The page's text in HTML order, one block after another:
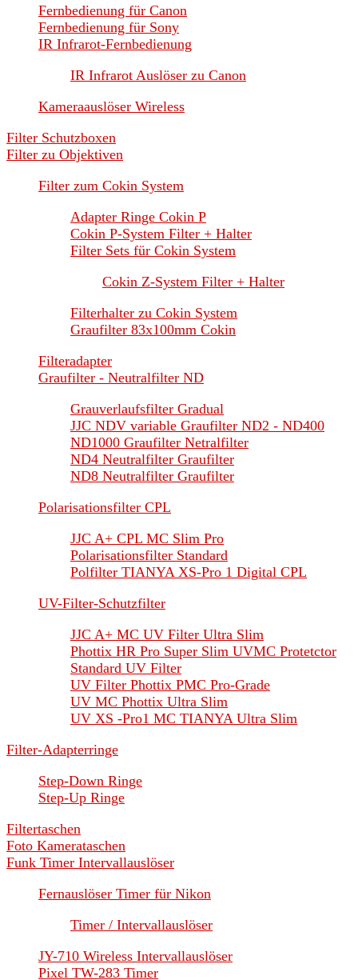
Fernbedienung für Canon
Fernbedienung für Sony
IR Infrarot-Fernbedienung
IR Infrarot Auslöser zu Canon
Kameraauslöser Wireless
Filter Schutzboxen
Filter zu Objektiven
Filter zum Cokin System
Adapter Ringe Cokin P
Cokin P-System Filter + Halter
Filter Sets für Cokin System
Cokin Z-System Filter + Halter
Filterhalter zu Cokin System
Graufilter 83x100mm Cokin
Filteradapter
Graufilter - Neutralfilter ND
Grauverlaufsfilter Gradual
JJC NDV variable Graufilter ND2 - ND400
ND1000 Graufilter Netralfilter
ND4 Neutralfilter Graufilter
ND8 Neutralfilter Graufilter
Polarisationsfilter CPL
JJC A+ CPL MC Slim Pro
Polarisationsfilter Standard
Polfilter TIANYA XS-Pro 1 Digital CPL
UV-Filter-Schutzfilter
JJC A+ MC UV Filter Ultra Slim
Phottix HR Pro Super Slim UVMC Protetctor
Standard UV Filter
UV Filter Phottix PMC Pro-Grade
UV MC Phottix Ultra Slim
UV XS -Pro1 MC TIANYA Ultra Slim
Filter-Adapterringe
Step-Down Ringe
Step-Up Ringe
Filtertaschen
Foto Kamerataschen
Funk Timer Intervallauslöser
Fernauslöser Timer für Nikon
Timer / Intervallauslöser
JY-710 Wireless Intervallauslöser
Pixel TW-283 Timer